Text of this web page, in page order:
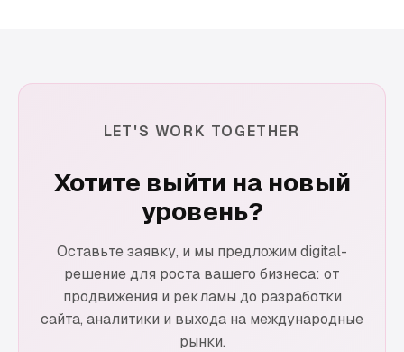
LET'S WORK TOGETHER
Хотите выйти на новый
уровень?
Оставьте заявку, и мы предложим digital-
решение для роста вашего бизнеса: от
продвижения и рекламы до разработки
сайта, аналитики и выхода на международные
рынки.